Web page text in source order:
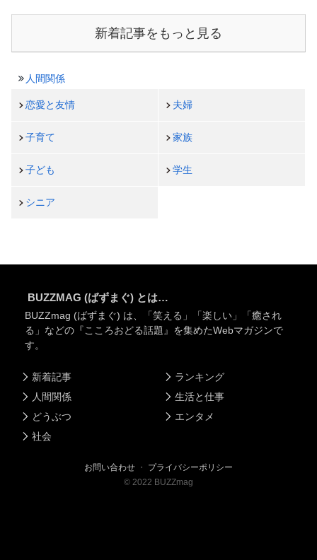
新着記事をもっと見る
人間関係
恋愛と友情 夫婦
子育て 家族
子ども 学生
シニア
BUZZMAG (ばずまぐ) とは…
BUZZmag (ばずまぐ) は、「笑える」「楽しい」「癒され
る」などの『こころおどる話題』を集めたWebマガジンで
す。
新着記事
人間関係
どうぶつ
社会
ランキング
生活と仕事
エンタメ
お問い合わせ ・ プライバシーポリシー
© 2022 BUZZmag